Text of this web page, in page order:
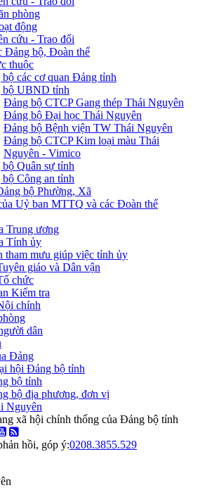
phòng
động
cứu - Trao đổi
Đảng bộ, Đoàn thể
thuộc
các cơ quan Đảng tỉnh
bộ UBND tỉnh
Đảng bộ CTCP Gang thép Thái Nguyên
Đảng bộ Đại học Thái Nguyên
Đảng bộ Bệnh viện TW Thái Nguyên
Đảng bộ CTCP Kim loại màu Thái
Nguyên - Vimico
Quân sự tỉnh
Công an tỉnh
bộ Phường, Xã
Uỷ ban MTTQ và các Đoàn thể
Trung ương
Tỉnh ủy
tham mưu giúp việc tỉnh ủy
giáo và Dân vận
chức
Kiểm tra
chính
dân
Đảng
hội Đảng bộ tỉnh
bộ tỉnh
bộ địa phương, đơn vị
Nguyên
xã hội chính thống của Đảng bộ tỉnh
hồi, góp ý:0208.3855.529